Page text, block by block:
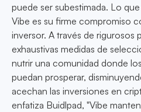
puede ser subestimada. Lo
Vibe es su firme compromiso
inversor. A través de rigurosos
exhaustivas medidas de
nutrir una comunidad donde
puedan prosperar,
acechan las inversiones en
enfatiza Buidlpad, "Vibe